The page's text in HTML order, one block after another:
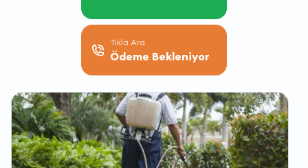
Tıkla Ara
Ödeme Bekleniyor